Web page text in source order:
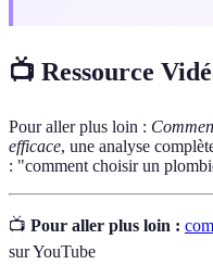
📺 Ressource
Pour aller plus loin :
efficace, une analyse
: "comment choisir un
📺 Pour aller plus loin :
sur YouTube